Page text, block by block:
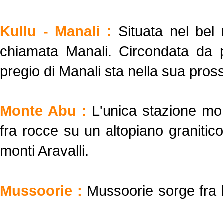
Kullu - Manali : Situata nel bel
chiamata Manali. Circondata
pregio di Manali sta nella sua
Monte Abu : L'unica stazione
fra rocce su un altopiano
monti Aravalli.
Mussoorie : Mussoorie sorge